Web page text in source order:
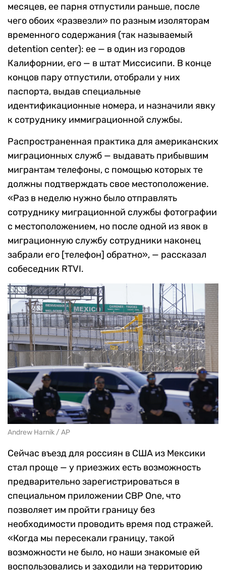
месяцев, ее парня отпустили раньше, после
чего обоих «развезли» по разным изоляторам
временного содержания (так называемый
detention center): ее — в один из городов
Калифорнии, его — в штат Миссисипи. В конце
концов пару отпустили, отобрали у них
паспорта, выдав специальные
идентификационные номера, и назначили явку
к сотруднику иммиграционной службы.
Распространенная практика для американских
миграционных служб — выдавать прибывшим
мигрантам телефоны, с помощью которых те
должны подтверждать свое местоположение.
«Раз в неделю нужно было отправлять
сотруднику миграционной службы фотографии
с местоположением, но после одной из явок в
миграционную службу сотрудники наконец
забрали его [телефон] обратно», — рассказал
собеседник RTVI.
Andrew Harnik / AP
Сейчас въезд для россиян в США из Мексики
стал проще — у приезжих есть возможность
предварительно зарегистрироваться в
специальном приложении CBP One, что
позволяет им пройти границу без
необходимости проводить время под стражей.
«Когда мы пересекали границу, такой
возможности не было, но наши знакомые ей
воспользовались и заходили на территорию